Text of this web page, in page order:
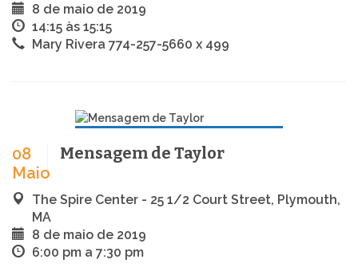
8 de maio de 2019
14:15 às 15:15
Mary Rivera 774-257-5660 x 499
08
Maio
Mensagem de Taylor
The Spire Center - 25 1/2 Court Street, Plymouth,
MA
8 de maio de 2019
6:00 pm a 7:30 pm